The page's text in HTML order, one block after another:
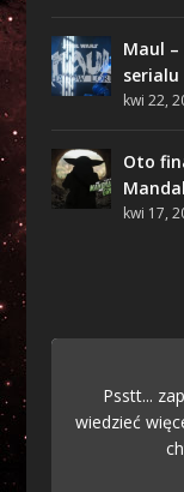
Maul –
serialu
kwi 22,
Oto
kwi 17,
Psstt...
wiedzieć